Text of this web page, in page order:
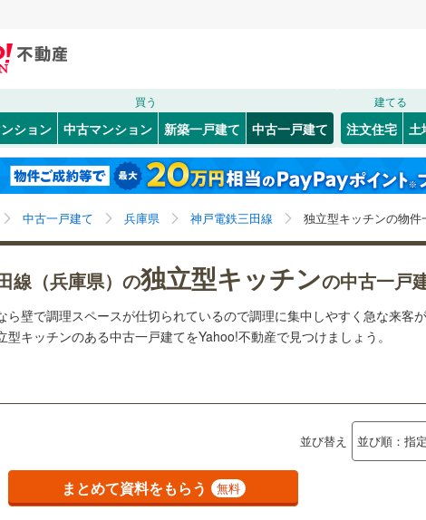
買う
ション 中古マンション 新築一戸建て 中古一戸建て
建てる
注文住宅 土
中古一戸建て 兵庫県 神戸電鉄三田線 独立型キッチンの物件
線（兵庫県）の独立型キッチンの中古一戸
ら壁で調理スペースが仕切られているので調理に集中しやすく急な来客
型キッチンのある中古一戸建てをYahoo!不動産で見つけましょう。
並び替え
まとめて資料をもらう 無料
北海道
青森 岩手 宮城 秋田
東京 神奈川 埼玉 千葉
長野
愛知 岐阜 静岡 三重
鳥取 島根 岡山 広島
高知
福岡 佐賀 長崎
東灘区(2) 灘区(4)
長田区(0) 須磨区(1)
北区
2 中央区(0 )
ほ
姫路市( 4) 尼崎市(5)
西宮市(13) 洲本市 (0)
伊丹市(4) 相生市( 0)
小野市(0)
加西市(0)
東海道本線（JR西日本）(9) 福知山線(27)
加古川線(2) 播但線(3)
赤穂線(0) 山陰本線(0)
山陽新幹線(4)
神戸市営地下鉄西神・山手線
阪急神戸本線(15) 阪急今津線(15)
阪急甲陽線( ) 阪急宝塚本線
山陽電鉄本線 ( 19)
神戸高速線（東西線） ( )
(0) (1) (5) (2) (0) (0)
リフォーム、リノベーション
リノベーション・リフォーム
（4）
築古・築30年以
設備
）
駐車場2台以上 （2） ビルトインガレ
ＴＶモニタ付インターホン
防犯カメラ
間取り、居室全体
バリアフリー住
二世帯向け（1）
サービスルーム（納戸）（2）
検索条件を保存しました
この検索条件の新着物件通知は、 マイページか
保存した条件を見る
兵庫県、神戸電鉄三田線、独立型キッ
検索条件を保存する
マイページ
閉じる お気に入りリ
閉じる
閉じる お気に入りリ
閉じる